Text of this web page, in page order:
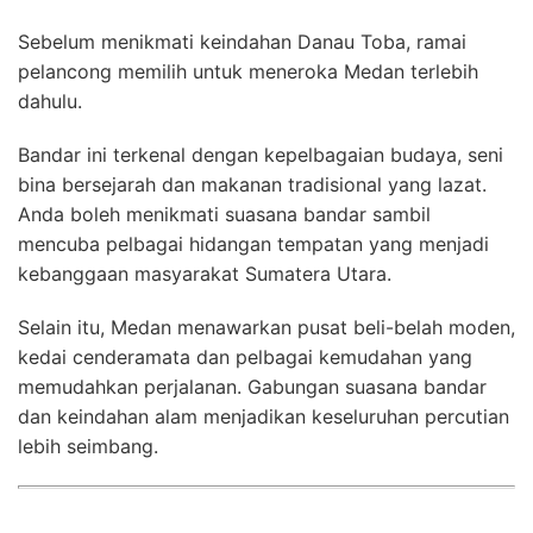
Sebelum menikmati keindahan Danau Toba, ramai
pelancong memilih untuk meneroka Medan terlebih
dahulu.
Bandar ini terkenal dengan kepelbagaian budaya, seni
bina bersejarah dan makanan tradisional yang lazat.
Anda boleh menikmati suasana bandar sambil
mencuba pelbagai hidangan tempatan yang menjadi
kebanggaan masyarakat Sumatera Utara.
Selain itu, Medan menawarkan pusat beli-belah moden,
kedai cenderamata dan pelbagai kemudahan yang
memudahkan perjalanan. Gabungan suasana bandar
dan keindahan alam menjadikan keseluruhan percutian
lebih seimbang.